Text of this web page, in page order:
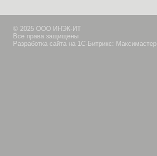
© 2025 ООО ИНЭК-ИТ
Все права защищены
Разработка сайта на 1С-Битрикс: Максимастер